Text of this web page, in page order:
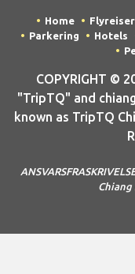
Home Flyreiser
Parkering
Hotels
COPYRIGHT ©
"TripTQ" and
known as TripTQ